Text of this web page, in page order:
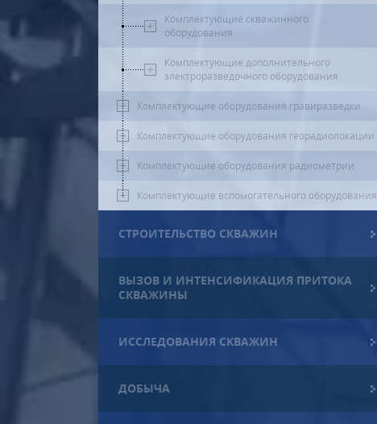
Комплектующие скважинного
оборудования
Комплектующие дополнительного
электроразведочного оборудования
Комплектующие оборудования гравиразведки
Комплектующие оборудования георадиолокации
Комплектующие оборудования радиометрии
Комплектующие вспомогательного оборудования
СТРОИТЕЛЬСТВО СКВАЖИН
ВЫЗОВ И ИНТЕНСИФИКАЦИЯ ПРИТОКА
СКВАЖИНЫ
ИССЛЕДОВАНИЯ СКВАЖИН
ДОБЫЧА